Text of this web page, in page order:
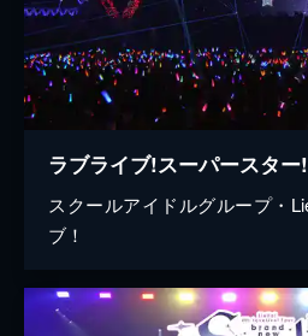
スクールアイドルグループ・
ブ！